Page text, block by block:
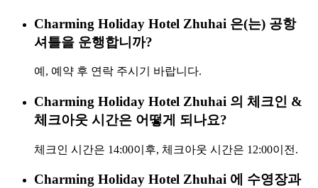
Charming Holiday Hotel Zhuhai 은(는) 공항
셔틀을 운행합니까?
예, 예약 후 연락 주시기 바랍니다.
Charming Holiday Hotel Zhuhai 의 체크인 &
체크아웃 시간은 어떻게 되나요?
체크인 시간은 14:00이후, 체크아웃 시간은 12:00이전.
Charming Holiday Hotel Zhuhai 에 수영장과